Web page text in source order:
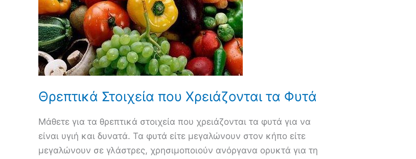
Θρεπτικά Στοιχεία που Χρειάζονται τα Φυτά
Μάθετε για τα θρεπτικά στοιχεία που χρειάζονται τα φυτά για να
είναι υγιή και δυνατά. Τα φυτά είτε μεγαλώνουν στον κήπο είτε
μεγαλώνουν σε γλάστρες, χρησιμοποιούν ανόργανα ορυκτά για τη